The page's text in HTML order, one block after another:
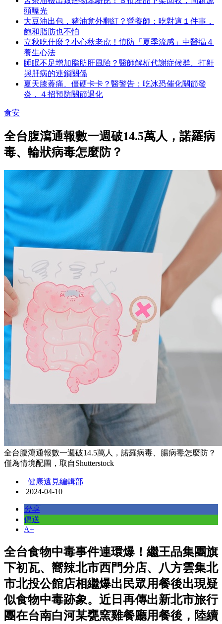
頭曝光
大豆油出包，豬油意外翻紅？營養師：吃對這１件事，
飽和脂肪也不怕
立秋吃什麼？小心秋老虎！慎防「夏季流感」中醫揭４
養生心法
睡眠不足增加脂肪肝風險？醫師解析代謝症候群、打鼾
與肝病的連鎖關係
夏天膝蓋痛、僵硬卡卡？醫警告：吃冰恐催化關節發
炎，４招預防關節退化
食安
全台腹瀉通報數一週破14.5萬人，諾羅病
毒、輪狀病毒怎麼防？
全台腹瀉通報數一週破14.5萬人，諾羅病毒、腸病毒怎麼防？
僅為情境配圖，取自Shutterstock
健康遠見編輯部
2024-04-10
分享
傳送
A+
全台食物中毒事件連環爆！繼王品集團旗
下初瓦、嚮辣北市西門分店、八方雲集北
市北投公館店相繼爆出民眾用餐後出現疑
似食物中毒跡象。近日再傳出新北市旅行
團在台南白河某甕窯雞餐廳用餐後，陸續